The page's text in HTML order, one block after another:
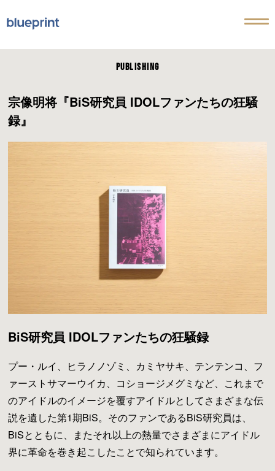
PUBLISHING
宗像明将『BiS研究員 IDOLファンたちの狂騒
録』
BiS研究員 IDOLファンたちの狂騒録
プー・ルイ、ヒラノノゾミ、カミヤサキ、テンテンコ、フ
ァーストサマーウイカ、コショージメグミなど、これまで
のアイドルのイメージを覆すアイドルとしてさまざまな伝
説を遺した第1期BiS。そのファンであるBiS研究員は、
BiSとともに、またそれ以上の熱量でさまざまにアイドル
界に革命を巻き起こしたことで知られています。